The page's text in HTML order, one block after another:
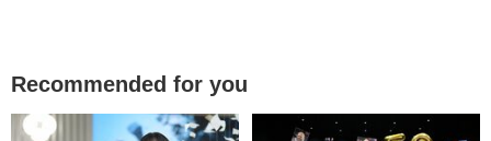
Recommended for you